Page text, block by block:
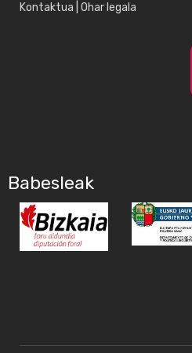
Kontaktua Ohar legala
Babesleak